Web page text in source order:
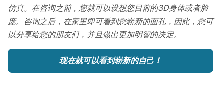
仿真。在咨询之前，您就可以设想您目前的3D身体或者脸
庞。咨询之后，在家里即可看到您崭新的面孔，因此，您可
以分享给您的朋友们，并且做出更加明智的决定。
现在就可以看到崭新的自己！